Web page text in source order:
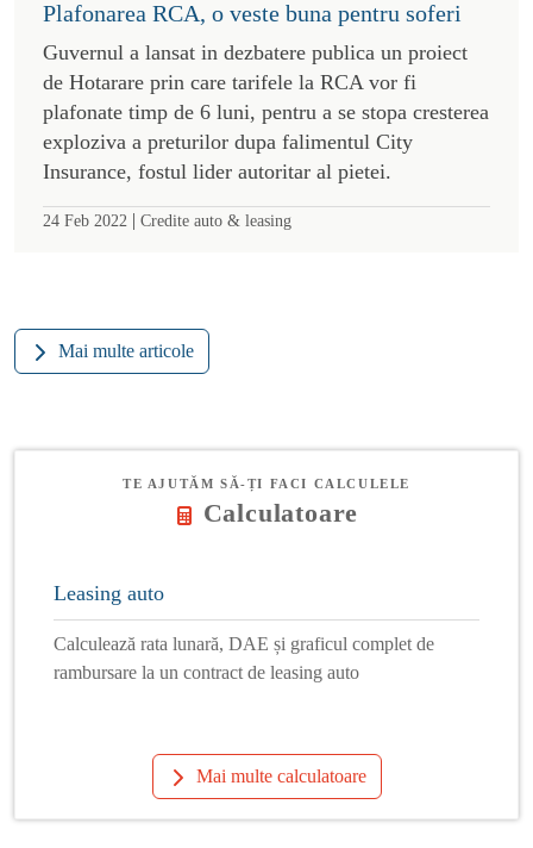
Plafonarea RCA, o veste buna pentru soferi
Guvernul a lansat in dezbatere publica un proiect
de Hotarare prin care tarifele la RCA vor fi
plafonate timp de 6 luni, pentru a se stopa cresterea
exploziva a preturilor dupa falimentul City
Insurance, fostul lider autoritar al pietei.
24 Feb 2022 | Credite auto & leasing
Mai multe articole
TE AJUTĂM SĂ-ȚI FACI CALCULELE
Calculatoare
Leasing auto
Calculează rata lunară, DAE și graficul complet de
rambursare la un contract de leasing auto
Mai multe calculatoare